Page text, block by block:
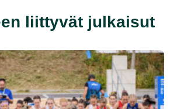
liittyvät julkaisut